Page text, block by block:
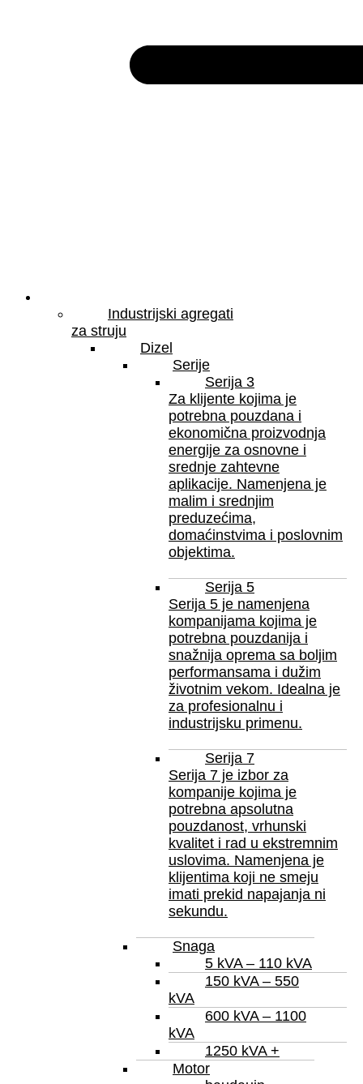
Industrijski agregati
za struju
Dizel
Serije
Serija 3
Za klijente kojima je
potrebna pouzdana i
ekonomična proizvodnja
energije za osnovne i
srednje zahtevne
aplikacije. Namenjena je
malim i srednjim
preduzećima,
domaćinstvima i poslovnim
objektima.
Serija 5
Serija 5 je namenjena
kompanijama kojima je
potrebna pouzdanija i
snažnija oprema sa boljim
performansama i dužim
životnim vekom. Idealna je
za profesionalnu i
industrijsku primenu.
Serija 7
Serija 7 je izbor za
kompanije kojima je
potrebna apsolutna
pouzdanost, vrhunski
kvalitet i rad u ekstremnim
uslovima. Namenjena je
klijentima koji ne smeju
imati prekid napajanja ni
sekundu.
Snaga
5 kVA – 110 kVA
150 kVA – 550
kVA
600 kVA – 1100
kVA
1250 kVA +
Motor